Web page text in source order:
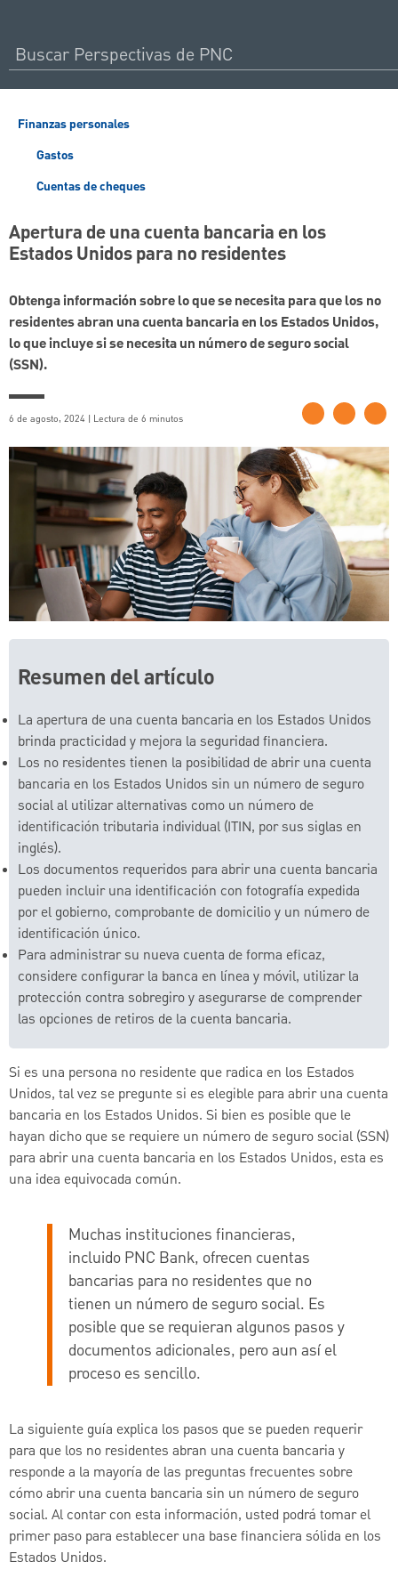
Finanzas personales
Gastos
Cuentas de cheques
Apertura de una cuenta bancaria en los
Estados Unidos para no residentes
Obtenga información sobre lo que se necesita para que los no
residentes abran una cuenta bancaria en los Estados Unidos,
lo que incluye si se necesita un número de seguro social
(SSN).
6 de agosto, 2024 | Lectura de 6 minutos
Resumen del artículo
La apertura de una cuenta bancaria en los Estados Unidos
brinda practicidad y mejora la seguridad financiera.
Los no residentes tienen la posibilidad de abrir una cuenta
bancaria en los Estados Unidos sin un número de seguro
social al utilizar alternativas como un número de
identificación tributaria individual (ITIN, por sus siglas en
inglés).
Los documentos requeridos para abrir una cuenta bancaria
pueden incluir una identificación con fotografía expedida
por el gobierno, comprobante de domicilio y un número de
identificación único.
Para administrar su nueva cuenta de forma eficaz,
considere configurar la banca en línea y móvil, utilizar la
protección contra sobregiro y asegurarse de comprender
las opciones de retiros de la cuenta bancaria.
Si es una persona no residente que radica en los Estados
Unidos, tal vez se pregunte si es elegible para abrir una cuenta
bancaria en los Estados Unidos. Si bien es posible que le
hayan dicho que se requiere un número de seguro social (SSN)
para abrir una cuenta bancaria en los Estados Unidos, esta es
una idea equivocada común.
Muchas instituciones financieras,
incluido PNC Bank, ofrecen cuentas
bancarias para no residentes que no
tienen un número de seguro social. Es
posible que se requieran algunos pasos y
documentos adicionales, pero aun así el
proceso es sencillo.
La siguiente guía explica los pasos que se pueden requerir
para que los no residentes abran una cuenta bancaria y
responde a la mayoría de las preguntas frecuentes sobre
cómo abrir una cuenta bancaria sin un número de seguro
social. Al contar con esta información, usted podrá tomar el
primer paso para establecer una base financiera sólida en los
Estados Unidos.